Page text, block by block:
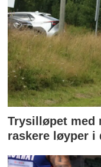
Trysilløpet med
raskere løyper i